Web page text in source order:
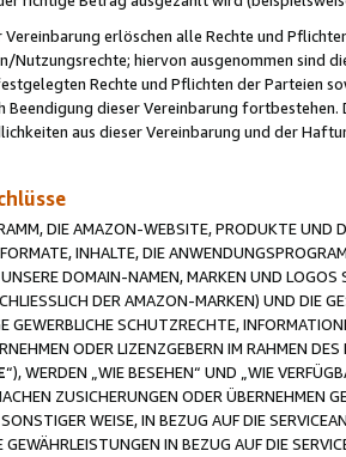
erlöschen alle Rechte und
Nutzungsrechte; hiervon ausgenommen sind
Rechte und Pflichten der Parteien
Beendigung dieser Vereinbarung
aus dieser Vereinbarung und der
DIE AMAZON-WEBSITE, PRODUKTE UND
INHALTE, DIE
DOMAIN-NAMEN, MARKEN UND
DER AMAZON-MARKEN) UND DIE
GEWERBLICHE SCHUTZRECHTE,
ODER LIZENZGEBERN IM RAHMEN
“), WERDEN „WIE BESEHEN“ UND „WIE
ZUSICHERUNGEN ODER ÜBERNEHMEN
WEISE, IN BEZUG AUF DIE
GEWÄHRLEISTUNGEN IN BEZUG AUF DIE